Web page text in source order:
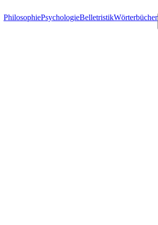
PhilosophiePsychologieBelletristikWörterbücher